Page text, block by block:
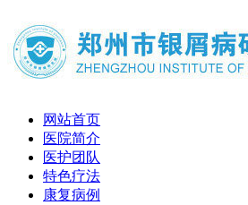
网站首页
医院简介
医护团队
特色疗法
康复病例